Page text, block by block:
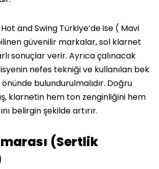
and Swing Türkiye’de ise ( Mavi
güvenilir markalar, sol klarnet
sonuçlar verir. Ayrıca çalınacak
nefes tekniği ve kullanılan bek
bulundurulmalıdır. Doğru
klarnetin hem ton zenginliğini hem
belirgin şekilde artırır.
(Sertlik